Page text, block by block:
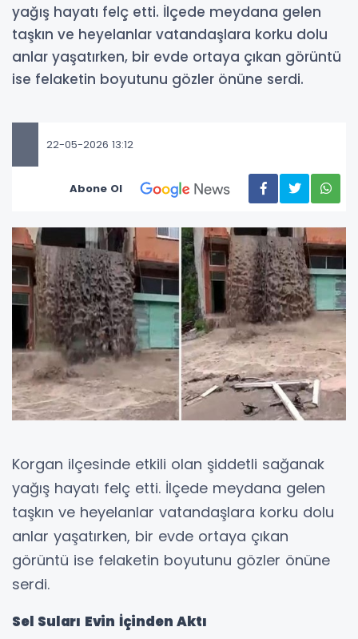
yağış hayatı felç etti. İlçede meydana gelen
taşkın ve heyelanlar vatandaşlara korku dolu
anlar yaşatırken, bir evde ortaya çıkan görüntü
ise felaketin boyutunu gözler önüne serdi.
22-05-2026 13:12
Abone Ol
Korgan ilçesinde etkili olan şiddetli sağanak
yağış hayatı felç etti. İlçede meydana gelen
taşkın ve heyelanlar vatandaşlara korku dolu
anlar yaşatırken, bir evde ortaya çıkan
görüntü ise felaketin boyutunu gözler önüne
serdi.
Sel Suları Evin İçinden Aktı